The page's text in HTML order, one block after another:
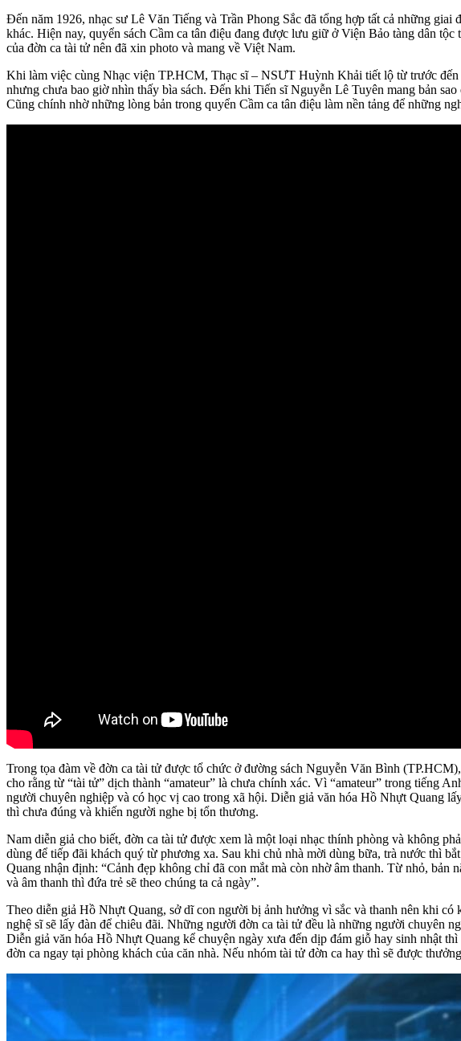
Đến năm 1926, nhạc sư Lê Văn Tiếng và Trần Phong Sắc đã tổng hợp tất cả những
khác. Hiện nay, quyển sách Cầm ca tân điệu đang được lưu giữ ở Viện Bảo tàng dân
của đờn ca tài tử nên đã xin photo và mang về Việt Nam.
Khi làm việc cùng Nhạc viện TP.HCM, Thạc sĩ – NSƯT Huỳnh Khải tiết lộ từ trước đến
nhưng chưa bao giờ nhìn thấy bìa sách. Đến khi Tiến sĩ Nguyễn Lê Tuyên mang bản
Cũng chính nhờ những lòng bản trong quyển Cầm ca tân điệu làm nền tảng để những
Trong tọa đàm về đờn ca tài tử được tổ chức ở đường sách Nguyễn Văn Bình
cho rằng từ “tài tử” dịch thành “amateur” là chưa chính xác. Vì “amateur” trong tiếng
người chuyên nghiệp và có học vị cao trong xã hội. Diễn giả văn hóa Hồ Nhựt Quang
thì chưa đúng và khiến người nghe bị tổn thương.
Nam diễn giả cho biết, đờn ca tài tử được xem là một loại nhạc thính phòng và không
dùng để tiếp đãi khách quý từ phương xa. Sau khi chủ nhà mời dùng bữa, trà nước thì
Quang nhận định: “Cảnh đẹp không chỉ đã con mắt mà còn nhờ âm thanh. Từ nhỏ,
và âm thanh thì đứa trẻ sẽ theo chúng ta cả ngày”.
Theo diễn giả Hồ Nhựt Quang, sở dĩ con người bị ảnh hưởng vì sắc và thanh nên khi
nghệ sĩ sẽ lấy đàn để chiêu đãi. Những người đờn ca tài tử đều là những người chuyên
Diễn giả văn hóa Hồ Nhựt Quang kể chuyện ngày xưa đến dịp đám giỗ hay sinh nhật
đờn ca ngay tại phòng khách của căn nhà. Nếu nhóm tài tử đờn ca hay thì sẽ được